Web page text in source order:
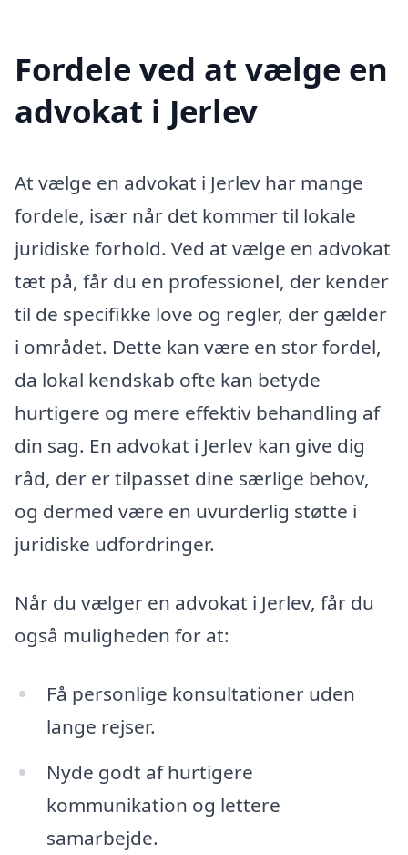
Fordele ved at vælge en
advokat i Jerlev
At vælge en advokat i Jerlev har mange
fordele, især når det kommer til lokale
juridiske forhold. Ved at vælge en advokat
tæt på, får du en professionel, der kender
til de specifikke love og regler, der gælder
i området. Dette kan være en stor fordel,
da lokal kendskab ofte kan betyde
hurtigere og mere effektiv behandling af
din sag. En advokat i Jerlev kan give dig
råd, der er tilpasset dine særlige behov,
og dermed være en uvurderlig støtte i
juridiske udfordringer.
Når du vælger en advokat i Jerlev, får du
også muligheden for at:
Få personlige konsultationer uden
lange rejser.
Nyde godt af hurtigere
kommunikation og lettere
samarbejde.